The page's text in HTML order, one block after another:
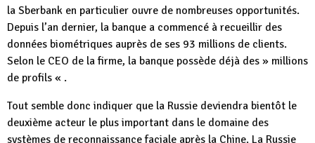
la Sberbank en particulier ouvre de nombreuses opportunités.
Depuis l’an dernier, la banque a commencé à recueillir des
données biométriques auprès de ses 93 millions de clients.
Selon le CEO de la firme, la banque possède déjà des » millions
de profils « .
Tout semble donc indiquer que la Russie deviendra bientôt le
deuxième acteur le plus important dans le domaine des
systèmes de reconnaissance faciale après la Chine. La Russie